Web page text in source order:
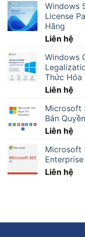
Windows
License
Hãng
Liên hệ
Windows
Thức Hóa
Liên hệ
Microsoft
Bản
Liên hệ
Microsoft
Liên hệ